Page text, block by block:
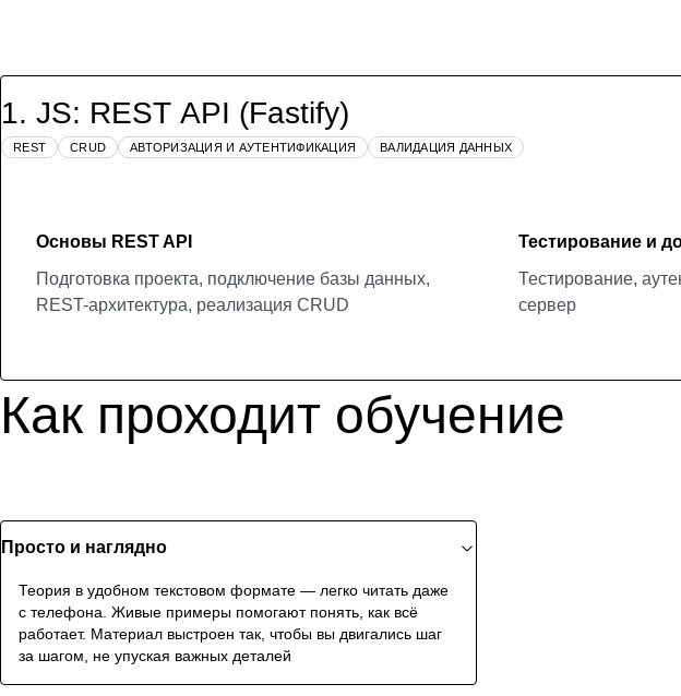
1. JS: REST API (Fastify)
REST CRUD АВТОРИЗАЦИЯ И АУТЕНТИФИКАЦИЯ ВАЛИДАЦИЯ ДАННЫХ
Основы REST API
Подготовка проекта, подключение базы данных,
REST-архитектура, реализация CRUD
Тестирование и
Тестирование,
сервер
Как проходит обучение
Просто и наглядно
Теория в удобном текстовом формате — легко читать даже
с телефона. Живые примеры помогают понять, как всё
работает. Материал выстроен так, чтобы вы двигались шаг
за шагом, не упуская важных деталей